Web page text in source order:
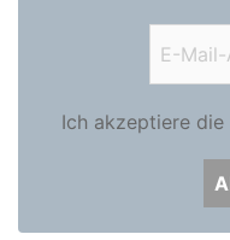
Ich akzeptiere die